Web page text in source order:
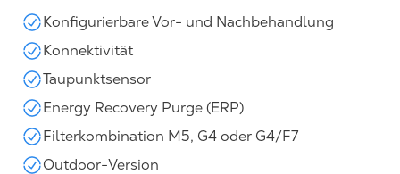
Konfigurierbare Vor- und Nachbehandlung
Konnektivität
Taupunktsensor
Energy Recovery Purge (ERP)
Filterkombination M5, G4 oder G4/F7
Outdoor-Version